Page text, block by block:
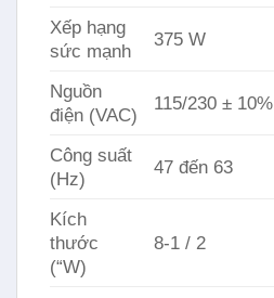
Xếp hạng
sức mạnh
375 W
Nguồn
điện (VAC)
115/230 ± 10%
Công suất
(Hz)
47 đến 63
Kích
thước
(“W)
8-1 / 2